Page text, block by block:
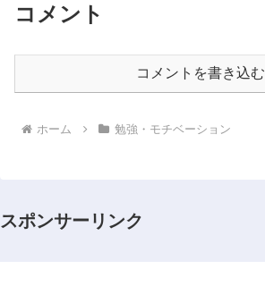
コメント
コメントを書き込む
ホーム 勉強・モチベーション
スポンサーリンク